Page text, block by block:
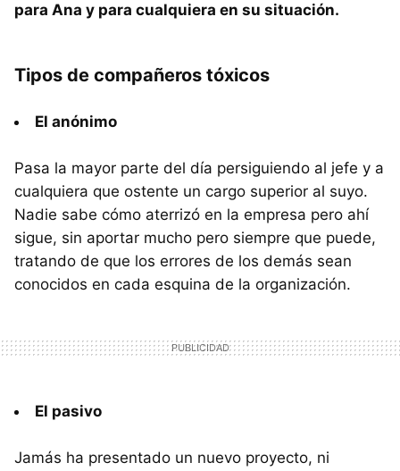
para Ana y para cualquiera en su situación.
Tipos de compañeros tóxicos
El anónimo
Pasa la mayor parte del día persiguiendo al jefe y a
cualquiera que ostente un cargo superior al suyo.
Nadie sabe cómo aterrizó en la empresa pero ahí
sigue, sin aportar mucho pero siempre que puede,
tratando de que los errores de los demás sean
conocidos en cada esquina de la organización.
El pasivo
Jamás ha presentado un nuevo proyecto, ni